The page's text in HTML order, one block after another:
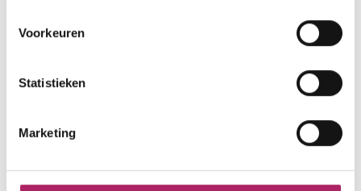
Voorkeuren
Statistieken
Marketing